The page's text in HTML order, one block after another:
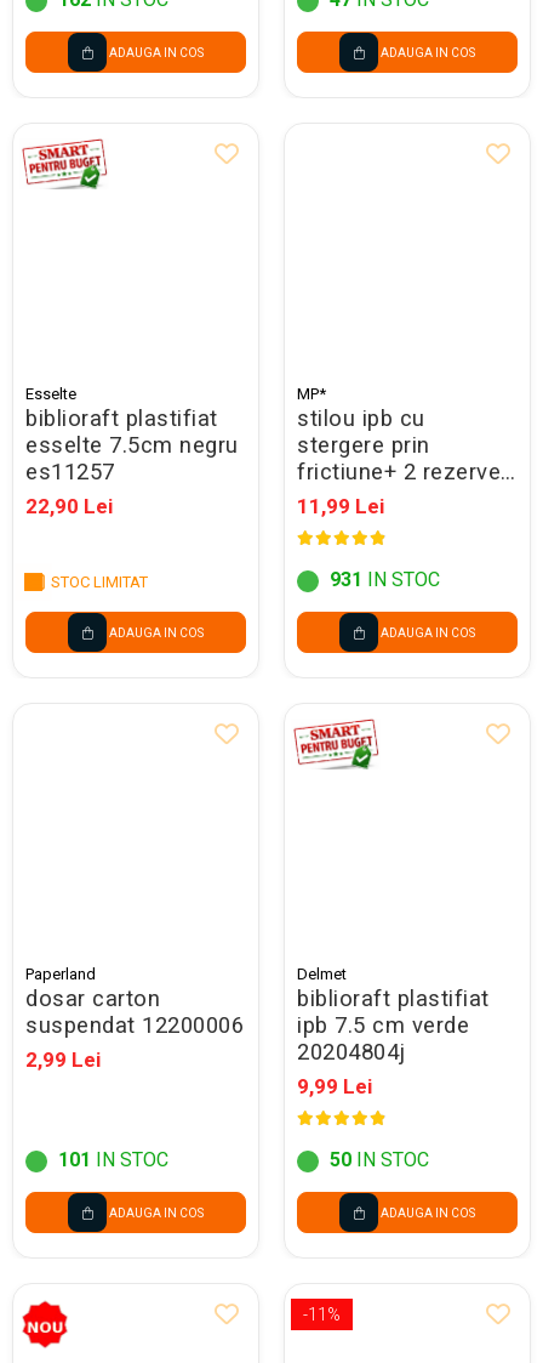
ADAUGA IN COS ADAUGA IN COS
Esselte
biblioraft plastifiat
esselte 7.5cm negru
es11257
22,90 Lei
STOC LIMITAT
ADAUGA IN COS
MP*
stilou ipb cu
stergere prin
frictiune+ 2 rezerve,
in blister pe543
11,99 Lei
931 IN STOC
ADAUGA IN COS
Paperland
dosar carton
suspendat 12200006
2,99 Lei
101 IN STOC
ADAUGA IN COS
Delmet
biblioraft plastifiat
ipb 7.5 cm verde
20204804j
9,99 Lei
50 IN STOC
ADAUGA IN COS
-11%